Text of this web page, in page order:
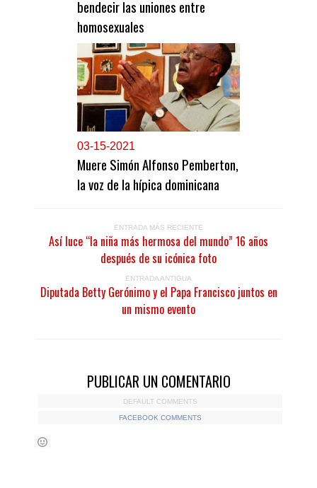
bendecir las uniones entre
homosexuales
03-15-2021
Muere Simón Alfonso Pemberton,
la voz de la hípica dominicana
ENTRADA MÁS RECIENTE
Así luce “la niña más hermosa del mundo” 16 años
después de su icónica foto
ENTRADA ANTIGUA
Diputada Betty Gerónimo y el Papa Francisco juntos en
un mismo evento
PUBLICAR UN COMENTARIO
DEFAULT COMMENTS
FACEBOOK COMMENTS